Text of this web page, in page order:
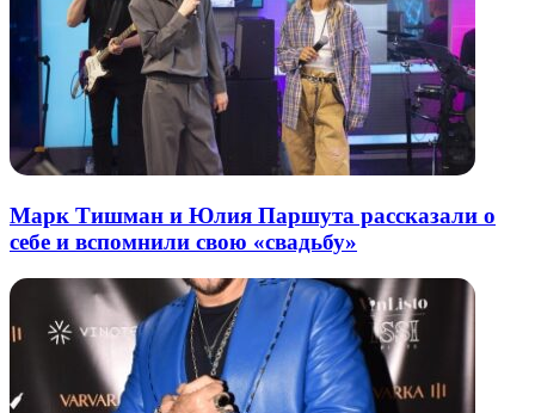
Марк Тишман и Юлия Паршута рассказали о
себе и вспомнили свою «свадьбу»